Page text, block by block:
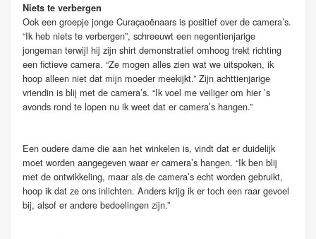
Niets te verbergen
Ook een groepje jonge Curaçaoënaars is positief over de camera’s.
“Ik heb niets te verbergen”, schreeuwt een negentienjarige
jongeman terwijl hij zijn shirt demonstratief omhoog trekt richting
een fictieve camera. “Ze mogen alles zien wat we uitspoken, ik
hoop alleen niet dat mijn moeder meekijkt.” Zijn achttienjarige
vriendin is blij met de camera’s. “Ik voel me veiliger om hier ’s
avonds rond te lopen nu ik weet dat er camera’s hangen.”
Een oudere dame die aan het winkelen is, vindt dat er duidelijk
moet worden aangegeven waar er camera’s hangen. “Ik ben blij
met de ontwikkeling, maar als de camera’s echt worden gebruikt,
hoop ik dat ze ons inlichten. Anders krijg ik er toch een raar gevoel
bij, alsof er andere bedoelingen zijn.”